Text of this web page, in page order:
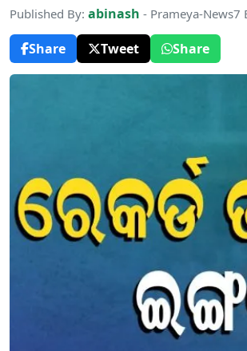
Published By: abinash - Prameya-
Share
Tweet Share